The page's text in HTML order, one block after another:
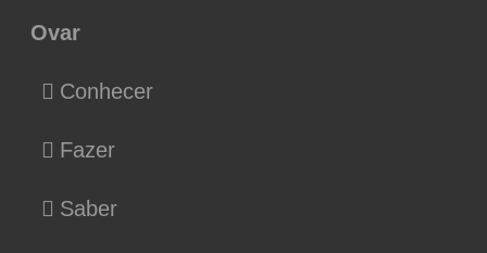
Ovar
Conhecer
Fazer
Saber